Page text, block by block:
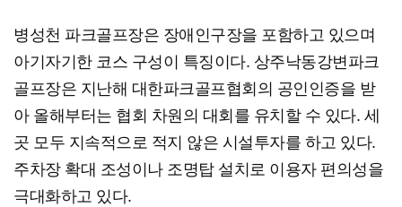
병성천 파크골프장은 장애인구장을 포함하고 있으며
아기자기한 코스 구성이 특징이다. 상주낙동강변파크
골프장은 지난해 대한파크골프협회의 공인인증을 받
아 올해부터는 협회 차원의 대회를 유치할 수 있다. 세
곳 모두 지속적으로 적지 않은 시설투자를 하고 있다.
주차장 확대 조성이나 조명탑 설치로 이용자 편의성을
극대화하고 있다.